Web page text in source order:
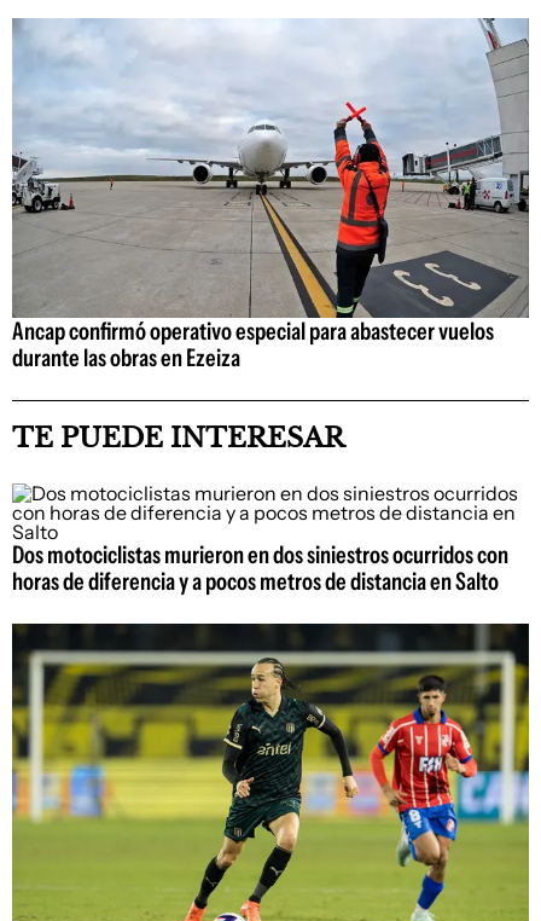
Ancap confirmó operativo especial para abastecer vuelos
durante las obras en Ezeiza
TE PUEDE INTERESAR
Dos motociclistas murieron en dos siniestros ocurridos con
horas de diferencia y a pocos metros de distancia en Salto